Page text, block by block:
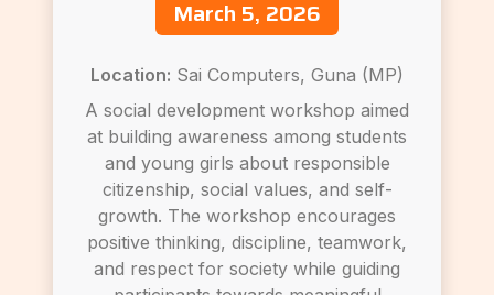
March 5, 2026
Location: Sai Computers, Guna (MP)
A social development workshop aimed
at building awareness among students
and young girls about responsible
citizenship, social values, and self-
growth. The workshop encourages
positive thinking, discipline, teamwork,
and respect for society while guiding